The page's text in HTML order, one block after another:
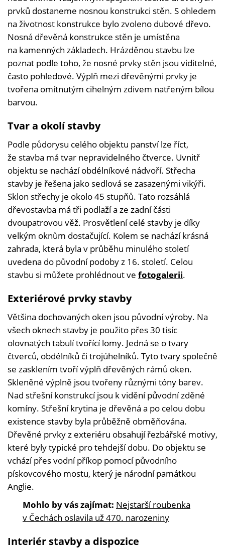
prvků dostaneme nosnou konstrukci stěn. S ohledem
na životnost konstrukce bylo zvoleno dubové dřevo.
Nosná dřevěná konstrukce stěn je umístěna
na kamenných základech. Hrázděnou stavbu lze
poznat podle toho, že nosné prvky stěn jsou viditelné,
často pohledové. Výplň mezi dřevěnými prvky je
tvořena omítnutým cihelným zdivem natřeným bílou
barvou.
Tvar a okolí stavby
Podle půdorysu celého objektu panství lze říct,
že stavba má tvar nepravidelného čtverce. Uvnitř
objektu se nachází obdélníkové nádvoří. Střecha
stavby je řešena jako sedlová se zasazenými vikýři.
Sklon střechy je okolo 45 stupňů. Tato rozsáhlá
dřevostavba má tři podlaží a ze zadní části
dvoupatrovou věž. Prosvětlení celé stavby je díky
velkým oknům dostačující. Kolem se nachází krásná
zahrada, která byla v průběhu minulého století
uvedena do původní podoby z 16. století. Celou
stavbu si můžete prohlédnout ve fotogalerii.
Exteriérové prvky stavby
Většina dochovaných oken jsou původní výroby. Na
všech oknech stavby je použito přes 30 tisíc
olovnatých tabulí tvořící lomy. Jedná se o tvary
čtverců, obdélníků či trojúhelníků. Tyto tvary společně
se zasklením tvoří výplň dřevěných rámů oken.
Skleněné výplně jsou tvořeny různými tóny barev.
Nad střešní konstrukcí jsou k vidění původní zděné
komíny. Střešní krytina je dřevěná a po celou dobu
existence stavby byla průběžně obměňována.
Dřevěné prvky z exteriéru obsahují řezbářské motivy,
které byly typické pro tehdejší dobu. Do objektu se
vchází přes vodní příkop pomocí původního
pískovcového mostu, který je národní památkou
Anglie.
Mohlo by vás zajímat: Nejstarší roubenka
v Čechách oslavila už 470. narozeniny
Interiér stavby a dispozice